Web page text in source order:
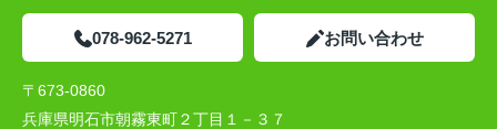
078-962-5271 お問い合わせ
〒673-0860
兵庫県明石市朝霧東町２丁目１－３７